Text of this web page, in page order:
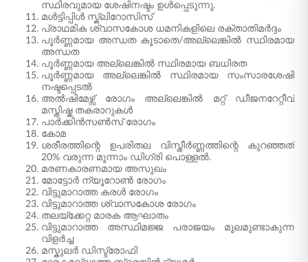
സ്ഥിരവുമായ ശേഷിനഷ്ടം ഉൾപ്പെടുന്നു.
മൾട്ടിപ്പിൾ സ്ക്ലിറോസിസ്
പ്രാഥമിക ശ്വാസകോശ ധമനികളിലെ രക്താതിമർദ്ദം
പൂർണ്ണമായ അന്ധത കൂടാതെ/അല്ലെങ്കിൽ സ്ഥിരമായ
അന്ധത
പൂർണ്ണമായ അല്ലെങ്കിൽ സ്ഥിരമായ ബധിരത
പൂർണ്ണമായ അല്ലെങ്കിൽ സ്ഥിരമായ സംസാരശേഷി
നഷ്ടപ്പെടൽ
അൽഷിമേഴ്സ് രോഗം അല്ലെങ്കിൽ മറ്റ് ഡീജനറേറ്റീവ്
മസ്തിഷ്ക തകരാറുകൾ
പാർക്കിൻസൺസ് രോഗം
കോമ
ശരീരത്തിന്റെ ഉപരിതല വിസ്തീർണ്ണത്തിന്റെ കുറഞ്ഞത്
20% വരുന്ന മൂന്നാം ഡിഗ്രി പൊള്ളൽ.
മരണകാരണമായ അസുഖം
മോട്ടോർ ന്യൂറോൺ രോഗം
വിട്ടുമാറാത്ത കരൾ രോഗം
വിട്ടുമാറാത്ത ശ്വാസകോശ രോഗം
തലയ്ക്കേറ്റ മാരക ആഘാതം
വിട്ടുമാറാത്ത അസ്ഥിമജ്ജ പരാജയം മൂലമുണ്ടാകുന്ന
വിളർച്ച
മസ്കുലർ ഡിസ്ട്രോഫി